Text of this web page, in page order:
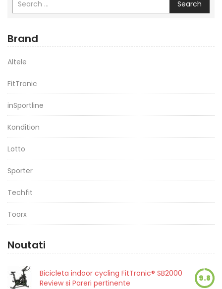
Search
Brand
Altele
FitTronic
inSportline
Kondition
Lotto
Sporter
Techfit
Toorx
Noutati
Bicicleta indoor cycling FitTronic® SB2000
Review si Pareri pertinente
9.8